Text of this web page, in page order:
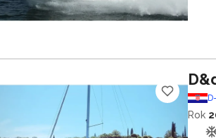
Rok